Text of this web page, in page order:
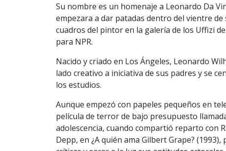
Su nombre es un homenaje a Leonardo Da
empezara a dar patadas dentro del vientre
cuadros del pintor en la galería de los Uffizi
para NPR.
Nacido y criado en Los Ángeles, Leonardo
lado creativo a iniciativa de sus padres y se
los estudios.
Aunque empezó con papeles pequeños en
película de terror de bajo presupuesto
adolescencia, cuando compartió reparto con
Depp, en ¿A quién ama Gilbert Grape?